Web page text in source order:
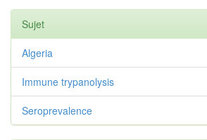
Sujet
Algeria
Immune trypanolysis
Seroprevalence